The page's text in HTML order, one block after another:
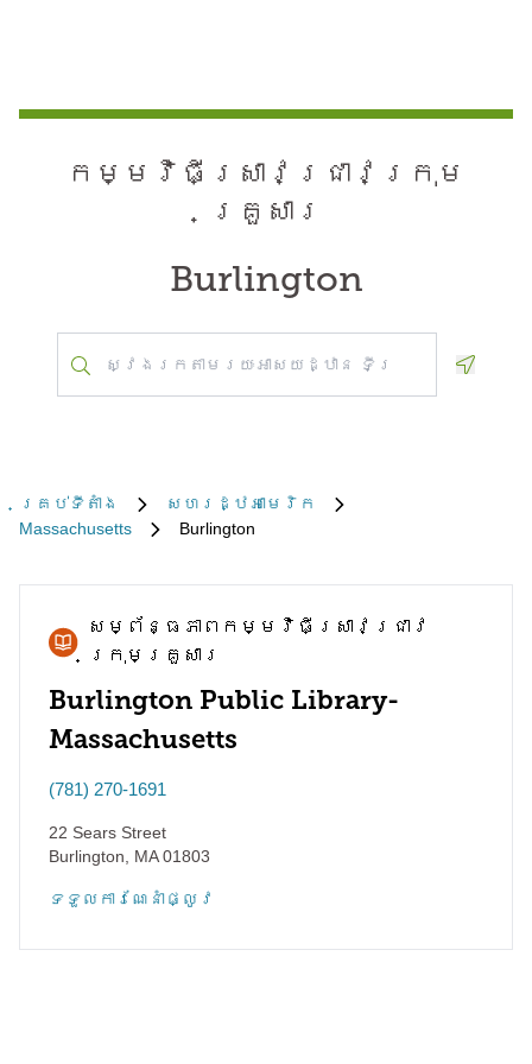
កម្មវិធី​ស្រាវជ្រាវ​ក្រុម
គ្រួសារ
Burlington
គ្រប់​ទីតាំង
សហរដ្ឋអាមេរិក
Massachusetts
Burlington
សម្ព័ន្ធភាព​កម្មវិធី​ស្រាវជ្រាវ​
ក្រុមគ្រួសារ
Burlington Public Library-
Massachusetts
(781) 270-1691
22 Sears Street
Burlington
MA01803
ទទួល​ការណែនាំ​ផ្លូវ